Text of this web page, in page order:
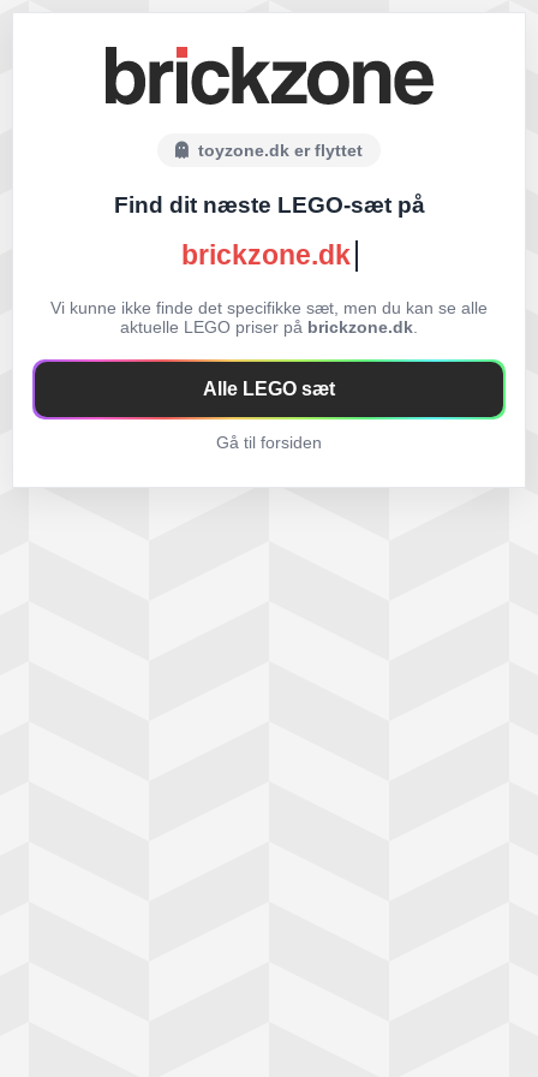
toyzone.dk er flyttet
Find dit næste LEGO-sæt på
brickzone.dk
Vi kunne ikke finde det specifikke sæt, men du kan se alle
aktuelle LEGO priser på brickzone.dk
Alle LEGO sæt
Gå til forsiden